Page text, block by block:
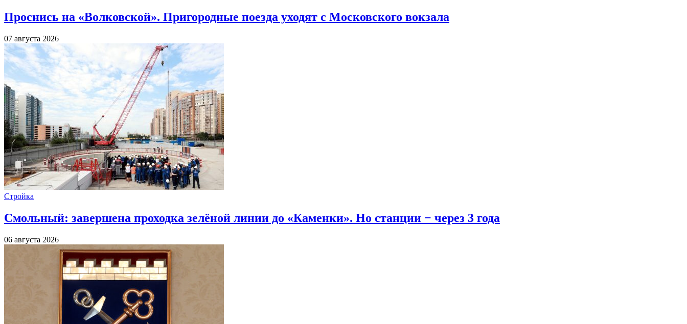
Проснись на «Волковской». Пригородные поезда уходят с Московского вокзала
07 августа 2026
Стройка
Смольный: завершена проходка зелёной линии до «Каменки». Но станции − через 3 года
06 августа 2026